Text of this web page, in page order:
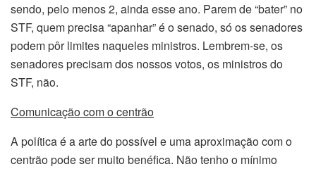
sendo, pelo menos 2, ainda esse ano. Parem de “bater” no
STF, quem precisa “apanhar” é o senado, só os senadores
podem pôr limites naqueles ministros. Lembrem-se, os
senadores precisam dos nossos votos, os ministros do
STF, não.
Comunicação com o centrão
A política é a arte do possível e uma aproximação com o
centrão pode ser muito benéfica. Não tenho o mínimo